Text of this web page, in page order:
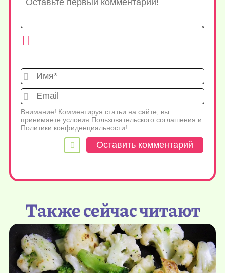
Имя*
Внимание! Комментируя статьи на сайте, вы
принимаете условия Пользовательского соглашения и
Политики конфиденциальности!
Также сейчас читают